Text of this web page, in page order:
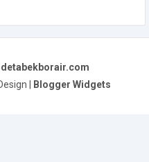
| Blogger Widgets